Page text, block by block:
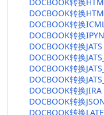
DOCBOOK转换
DOCBOOK转换
DOCBOOK转换
DOCBOOK转换JATS
DOCBOOK转换
DOCBOOK转换
DOCBOOK转换
DOCBOOK转换JIRA
DOCBOOK转换
DOCBOOK转换